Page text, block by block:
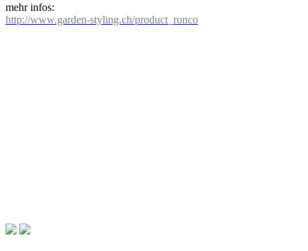
mehr infos:
http://www.garden-styling.ch/product_ronco